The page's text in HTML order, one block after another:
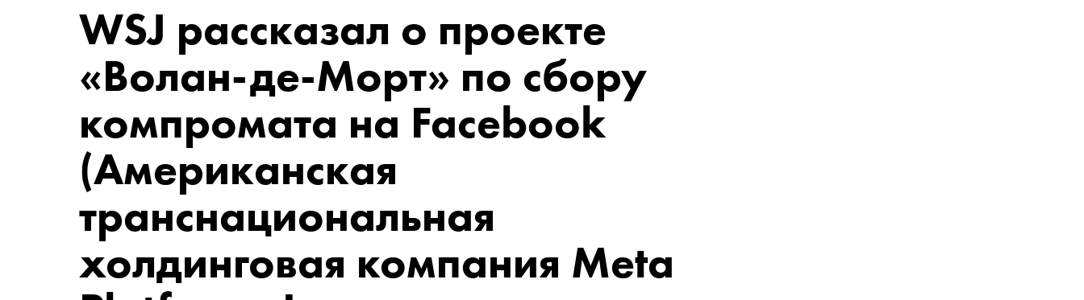
WSJ рассказал о проекте
«Волан-де-Морт» по сбору
компромата на Facebook
(Американская
транснациональная
холдинговая компания Meta